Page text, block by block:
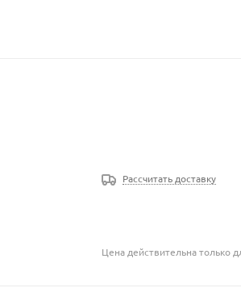
Рассчитать доставку
Цена действительна только